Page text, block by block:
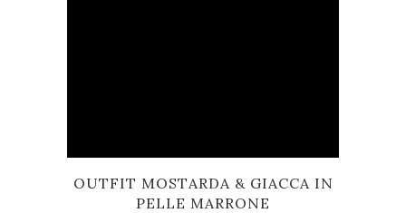
OUTFIT MOSTARDA & GIACCA IN
PELLE MARRONE